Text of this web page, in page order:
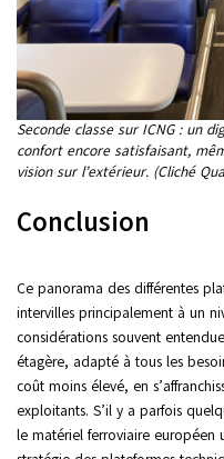
Seconde classe sur ICNG : un
confort encore satisfaisant,
vision sur l’extérieur. (Cliché
Conclusion
Ce panorama des différentes
intervilles principalement à un
considérations souvent
étagère, adapté à tous les
coût moins élevé, en
exploitants. S’il y a parfois
le matériel ferroviaire européen